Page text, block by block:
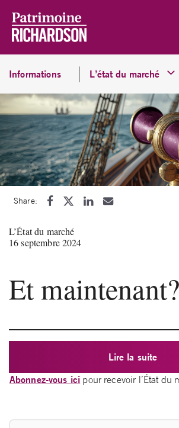
Informations L’état du marché
Share:
L’État du marché
16 septembre 2024
Et maintenant?
Lire la suite
Abonnez-vous ici pour recevoir l’État du